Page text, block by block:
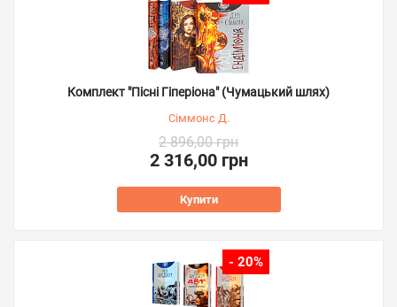
Комплект "Пісні Гіперіона" (Чумацький шлях)
Сіммонс Д.
2 896,00 грн
2 316,00 грн
Купити
- 20%